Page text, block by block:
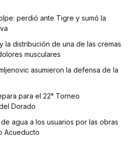
perdió ante Tigre y sumó la
la distribución de una de las cremas
musculares
asumieron la defensa de la
para el 22° Torneo
Dorado
agua a los usuarios por las obras
Acueducto